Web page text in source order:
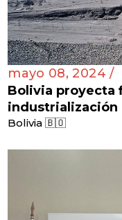
mayo 08, 2024 /
Bolivia proyecta
Bolivia 🇧🇴